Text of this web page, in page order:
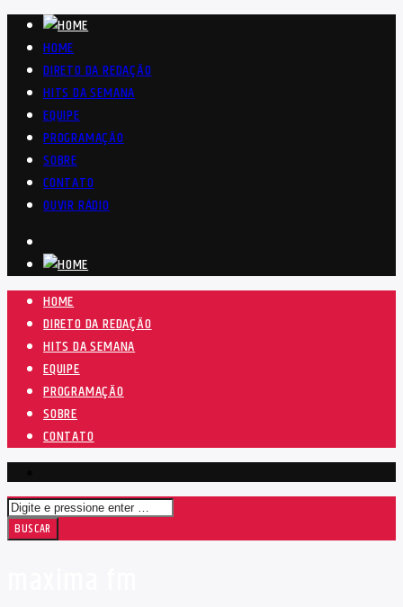
HOME
DIRETO DA REDAÇÃO
HITS DA SEMANA
EQUIPE
PROGRAMAÇÃO
SOBRE
CONTATO
OUVIR RÁDIO
HOME
DIRETO DA REDAÇÃO
HITS DA SEMANA
EQUIPE
PROGRAMAÇÃO
SOBRE
CONTATO